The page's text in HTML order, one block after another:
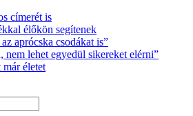
címerét is
élőkön segítenek
aprócska csodákat is”
nem lehet egyedül sikereket elérni”
életet